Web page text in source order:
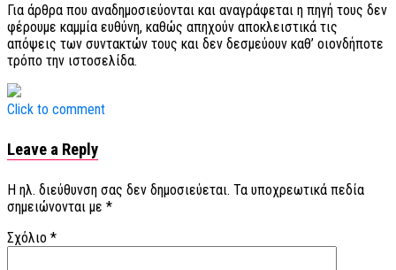
Για άρθρα που αναδημοσιεύονται και αναγράφεται η πηγή τους δεν
φέρουμε καμμία ευθύνη, καθώς απηχούν αποκλειστικά τις
απόψεις των συντακτών τους και δεν δεσμεύουν καθ’ οιονδήποτε
τρόπο την ιστοσελίδα.
Click to comment
Leave a Reply
Η ηλ. διεύθυνση σας δεν δημοσιεύεται. Τα υποχρεωτικά πεδία
σημειώνονται με *
Σχόλιο *